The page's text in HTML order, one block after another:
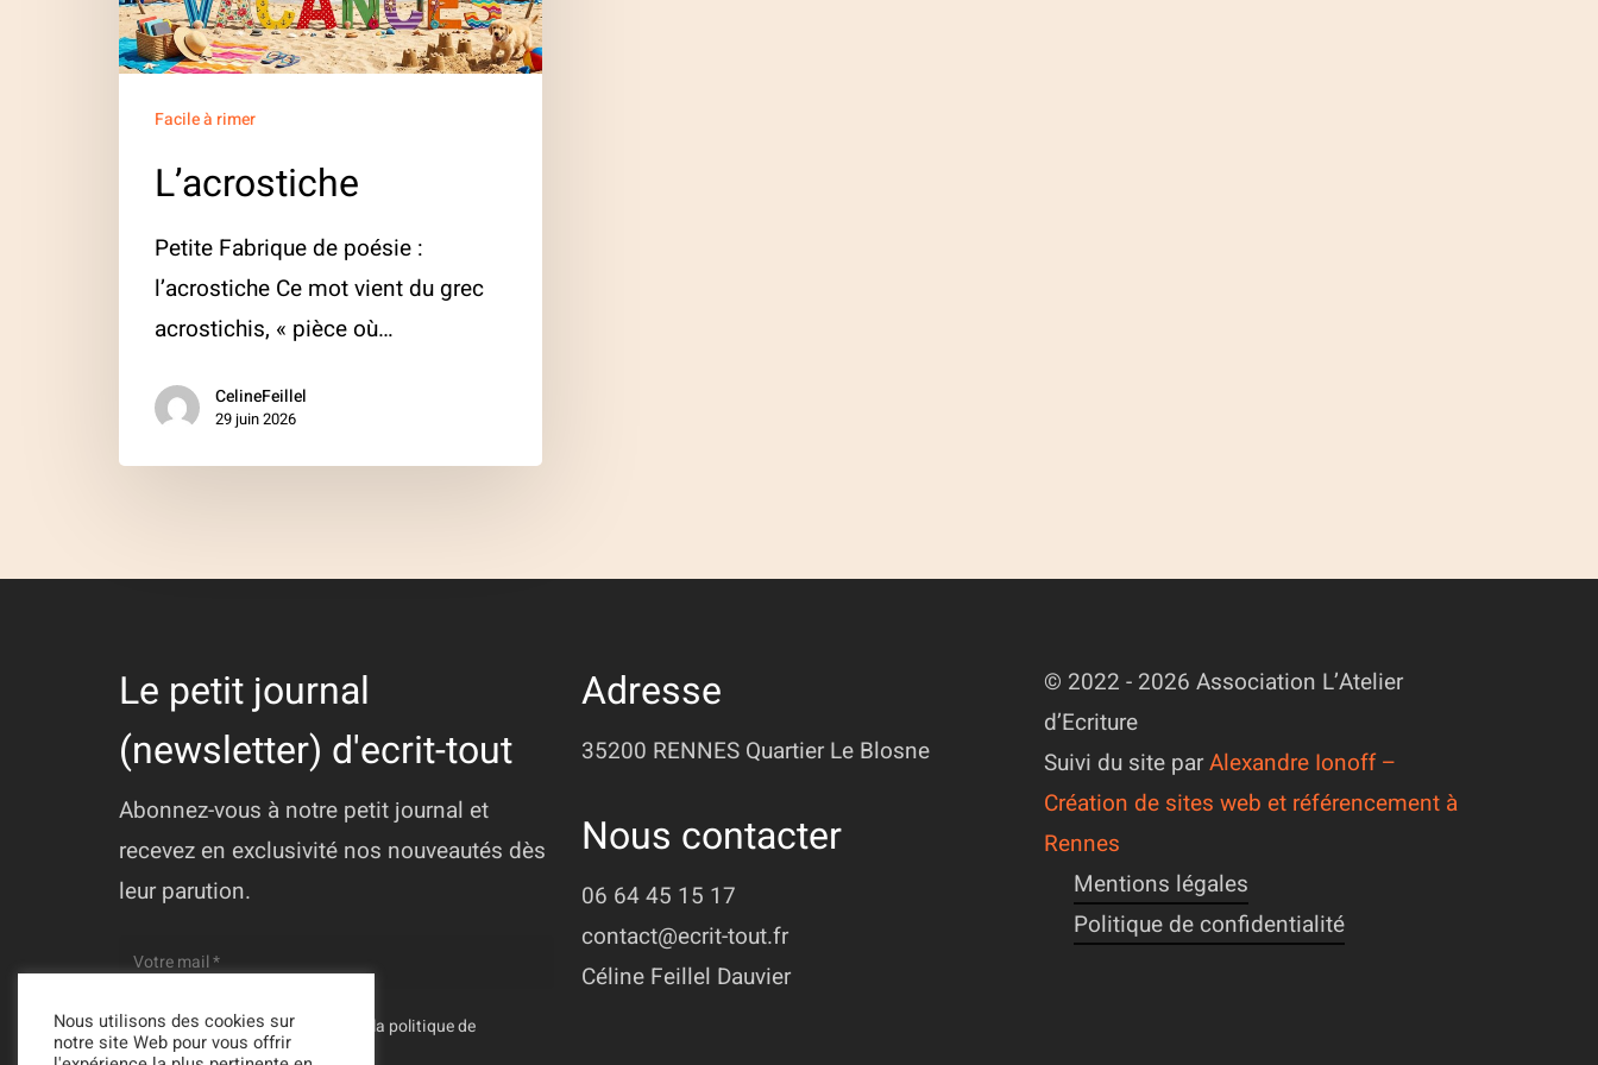
Facile à rimer
L’acrostiche
Petite Fabrique de poésie :
l’acrostiche Ce mot vient du grec
acrostichis, « pièce où…
CelineFeillel
29 juin 2026
Le petit journal
(newsletter) d'ecrit-tout
Abonnez-vous à notre petit journal et
recevez en exclusivité nos nouveautés dès
leur parution.
En vous inscrivant, vous acceptez la politique de
confidentialitéde Ecrit-Tout
Adresse
35200 RENNES Quartier Le Blosne
Nous contacter
06 64 45 15 17
contact@ecrit-tout.fr
Céline Feillel Dauvier
© 2022 - 2026 Association L’Atelier
d’Ecriture
Suivi du site parAlexandre Ionoff –
Création de sites web et référencement à
Rennes
Mentions légales
Politique de confidentialité
Nous utilisons des cookies sur
notre site Web pour vous offrir